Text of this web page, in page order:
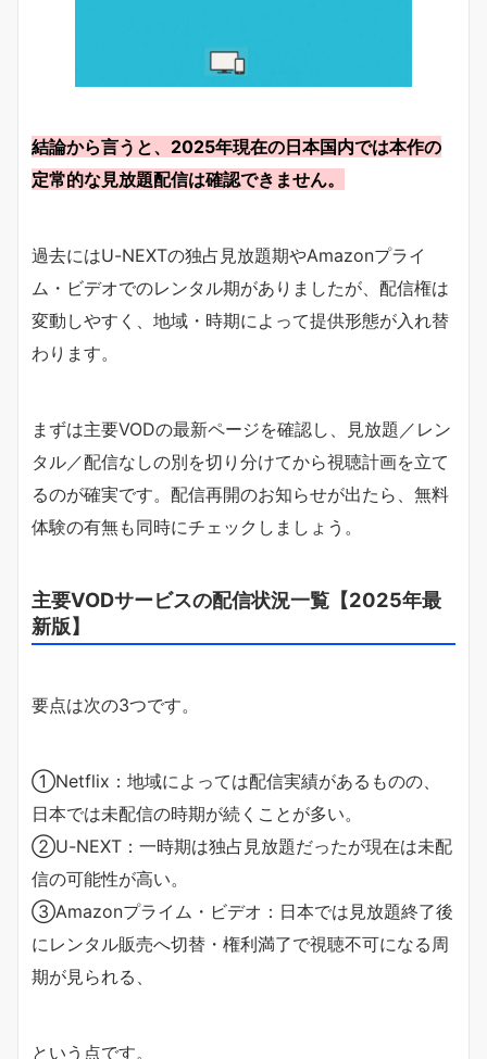
結論から言うと、2025年現在の日本国内では本作の
定常的な見放題配信は確認できません。
過去にはU-NEXTの独占見放題期やAmazonプライ
ム・ビデオでのレンタル期がありましたが、配信権は
変動しやすく、地域・時期によって提供形態が入れ替
わります。
まずは主要VODの最新ページを確認し、見放題／レン
タル／配信なしの別を切り分けてから視聴計画を立て
るのが確実です。配信再開のお知らせが出たら、無料
体験の有無も同時にチェックしましょう。
主要VODサービスの配信状況一覧【2025年最
新版】
要点は次の3つです。
①Netflix：地域によっては配信実績があるものの、
日本では未配信の時期が続くことが多い。
②U-NEXT：一時期は独占見放題だったが現在は未配
信の可能性が高い。
③Amazonプライム・ビデオ：日本では見放題終了後
にレンタル販売へ切替・権利満了で視聴不可になる周
期が見られる、
という点です。